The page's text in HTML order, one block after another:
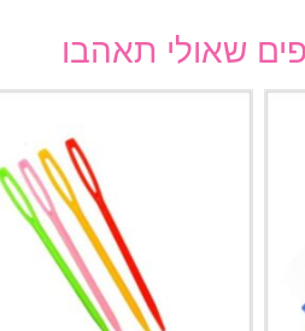
שאולי תאהבו